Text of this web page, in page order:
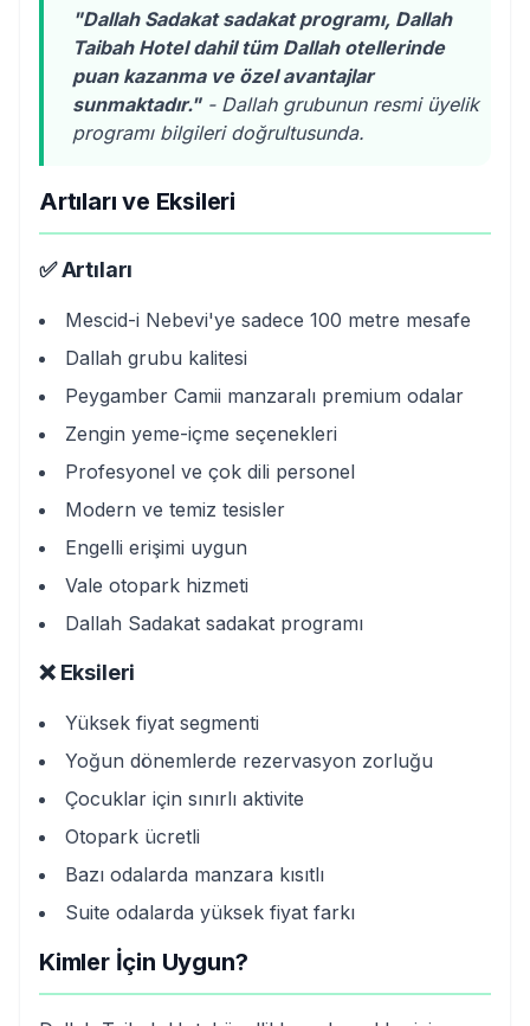
"Dallah Sadakat sadakat programı, Dallah
Taibah Hotel dahil tüm Dallah otellerinde
puan kazanma ve özel avantajlar
sunmaktadır."- Dallah grubunun resmi üyelik
programı bilgileri doğrultusunda.
Artıları ve Eksileri
✅ Artıları
Mescid-i Nebevi'ye sadece 100 metre mesafe
Dallah grubu kalitesi
Peygamber Camii manzaralı premium odalar
Zengin yeme-içme seçenekleri
Profesyonel ve çok dili personel
Modern ve temiz tesisler
Engelli erişimi uygun
Vale otopark hizmeti
Dallah Sadakat sadakat programı
❌ Eksileri
Yüksek fiyat segmenti
Yoğun dönemlerde rezervasyon zorluğu
Çocuklar için sınırlı aktivite
Otopark ücretli
Bazı odalarda manzara kısıtlı
Suite odalarda yüksek fiyat farkı
Kimler İçin Uygun?